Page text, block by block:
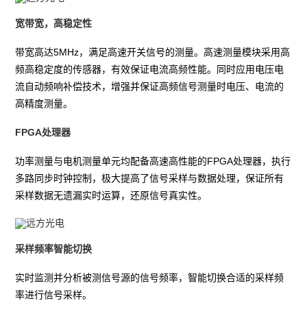
宽带宽，高稳定性
带宽高达5MHz，满足高速开关信号的测量。高速测量模块采用高
频高稳定度的传感器，有效保证电流高频性能。同时应用电压电
流自动频响补偿技术，增强并保证高频信号测量时电压、电流的
高精度测量。
FPGA处理器
功率测量与电机测量单元均配备高速高性能的FPGA处理器，执行
多路同步时钟控制，极大提高了信号采样与数据处理，保证所有
采样数据无遗漏实时运算，还原信号真实性。
采样频率智能切换
实时监测并分析被测信号源的信号频率，智能切换合适的采样频
率进行信号采样。